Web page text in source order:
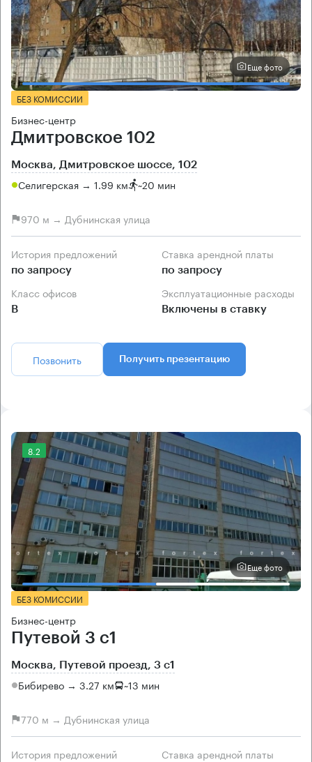
Еще фото
БЕЗ КОМИССИИ
Бизнес-центр
Дмитровское 102
Москва, Дмитровское шоссе, 102
Селигерская → 1.99 км ~20 мин
970 м → Дубнинская улица
История предложений
по запросу
Ставка арендной платы
по запросу
Класс офисов
B
Эксплуатационные расходы
Включены в ставку
Позвонить Получить презентацию
8.2
Еще фото
БЕЗ КОМИССИИ
Бизнес-центр
Путевой 3 с1
Москва, Путевой проезд, 3 с1
Бибирево → 3.27 км ~13 мин
770 м → Дубнинская улица
История предложений Ставка арендной платы